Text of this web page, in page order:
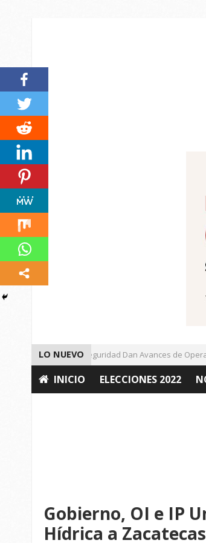
LO NUEVO
Autoridades de Seguridad Dan Avances de
INICIO ELECCIONES 2022
Gobierno, OI e IP
Hídrica a Zacatecas